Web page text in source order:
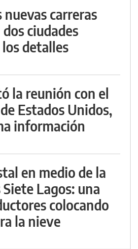
nuevas carreras
ciudades
detalles
la reunión con el
Estados Unidos,
información
en medio de la
Lagos: una
colocando
la nieve